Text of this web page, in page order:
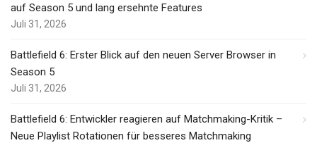
auf Season 5 und lang ersehnte Features
Juli 31, 2026
Battlefield 6: Erster Blick auf den neuen Server Browser in
Season 5
Juli 31, 2026
Battlefield 6: Entwickler reagieren auf Matchmaking-Kritik –
Neue Playlist Rotationen für besseres Matchmaking